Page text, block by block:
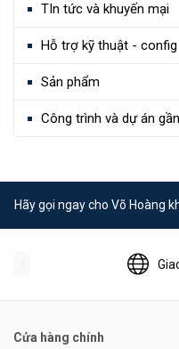
TIn tức và khuyến mại
Hỗ trợ kỹ thuật -
Sản phẩm
Công trình và dự án
Hãy gọi ngay cho Võ Hoàng
Cửa hàng chính